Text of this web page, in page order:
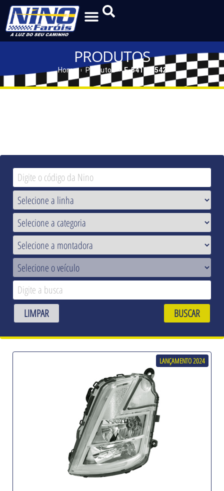
PRODUTOS
Home Produtos F-541 | F-542
LIMPAR BUSCAR
LANÇAMENTO 2024